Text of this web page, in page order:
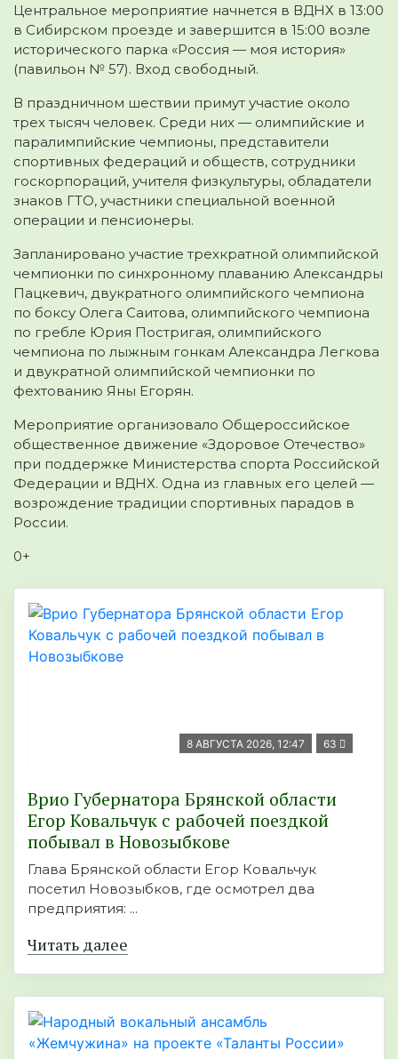
Центральное мероприятие начнется в ВДНХ в 13:00
в Сибирском проезде и завершится в 15:00 возле
исторического парка «Россия — моя история»
(павильон № 57). Вход свободный.
В праздничном шествии примут участие около
трех тысяч человек. Среди них — олимпийские и
паралимпийские чемпионы, представители
спортивных федераций и обществ, сотрудники
госкорпораций, учителя физкультуры, обладатели
знаков ГТО, участники специальной военной
операции и пенсионеры.
Запланировано участие трехкратной олимпийской
чемпионки по синхронному плаванию Александры
Пацкевич, двукратного олимпийского чемпиона
по боксу Олега Саитова, олимпийского чемпиона
по гребле Юрия Постригая, олимпийского
чемпиона по лыжным гонкам Александра Легкова
и двукратной олимпийской чемпионки по
фехтованию Яны Егорян.
Мероприятие организовало Общероссийское
общественное движение «Здоровое Отечество»
при поддержке Министерства спорта Российской
Федерации и ВДНХ. Одна из главных его целей —
возрождение традиции спортивных парадов в
России.
0+
8 АВГУСТА 2026, 12:47 63
Врио Губернатора Брянской области
Егор Ковальчук с рабочей поездкой
побывал в Новозыбкове
Глава Брянской области Егор Ковальчук
посетил Новозыбков, где осмотрел два
предприятия: ...
Читать далее